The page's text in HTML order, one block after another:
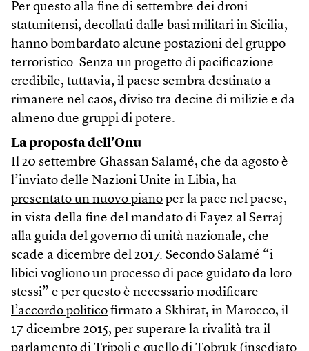
Per questo alla fine di settembre dei droni
statunitensi, decollati dalle basi militari in Sicilia,
hanno bombardato alcune postazioni del gruppo
terroristico. Senza un progetto di pacificazione
credibile, tuttavia, il paese sembra destinato a
rimanere nel caos, diviso tra decine di milizie e da
almeno due gruppi di potere.
La proposta dell’Onu
Il 20 settembre Ghassan Salamé, che da agosto è
l’inviato delle Nazioni Unite in Libia, ha
presentato un nuovo piano per la pace nel paese,
in vista della fine del mandato di Fayez al Serraj
alla guida del governo di unità nazionale, che
scade a dicembre del 2017. Secondo Salamé “i
libici vogliono un processo di pace guidato da loro
stessi” e per questo è necessario modificare
l’accordo politico firmato a Skhirat, in Marocco, il
17 dicembre 2015, per superare la rivalità tra il